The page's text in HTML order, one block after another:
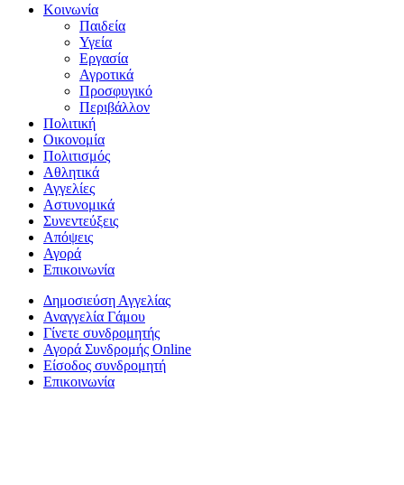
Κοινωνία
Παιδεία
Υγεία
Εργασία
Αγροτικά
Προσφυγικό
Περιβάλλον
Πολιτική
Οικονομία
Πολιτισμός
Αθλητικά
Αγγελίες
Αστυνομικά
Συνεντεύξεις
Απόψεις
Αγορά
Επικοινωνία
Δημοσιεύση Αγγελίας
Αναγγελία Γάμου
Γίνετε συνδρομητής
Αγορά Συνδρομής Online
Είσοδος συνδρομητή
Επικοινωνία